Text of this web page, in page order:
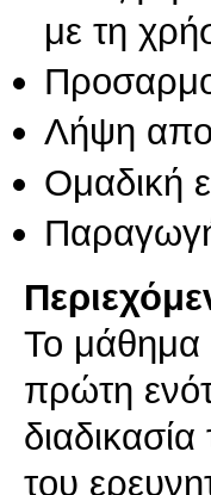
με τη
Λήψη
Ομαδική
Το μάθημα
πρώτη
του